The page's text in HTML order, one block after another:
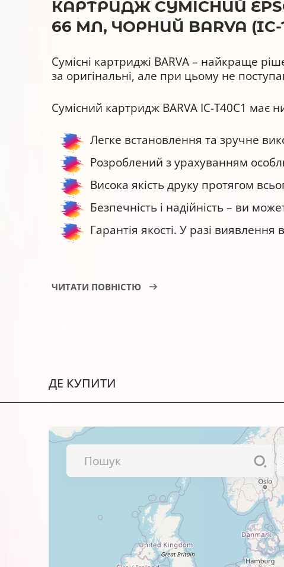
КАРТРИДЖ СУМІСНИЙ
66 МЛ, ЧОРНИЙ BARVA (IC-
Сумісні картриджі BARVA – найкраще
за оригінальні, але при цьому не
Сумісний картридж BARVA IC-T40C1 має
Легке встановлення та зручне
Розроблений з урахуванням
Висока якість друку протягом
Безпечність і надійність – ви
Гарантія якості. У разі
Перед використанням обов’язково
щоб придбати саме той, який вам
Чудовим доповненням для якісного
ЧИТАТИ ПОВНІСТЮ
ДЕ КУПИТИ